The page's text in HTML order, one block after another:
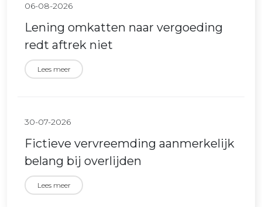
06-08-2026
Lening omkatten naar vergoeding
redt aftrek niet
Lees meer
30-07-2026
Fictieve vervreemding aanmerkelijk
belang bij overlijden
Lees meer